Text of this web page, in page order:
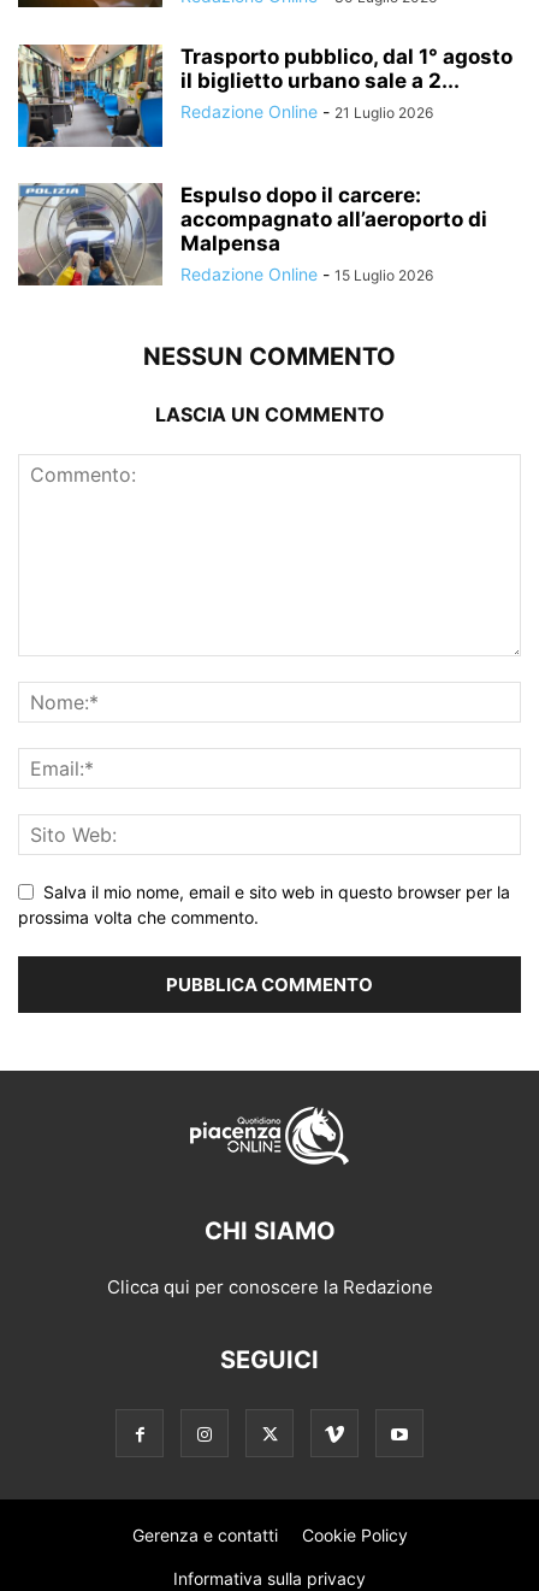
Trasporto pubblico, dal 1° agosto
il biglietto urbano sale a 2...
Redazione Online - 21 Luglio 2026
Espulso dopo il carcere:
accompagnato all’aeroporto di
Malpensa
Redazione Online - 15 Luglio 2026
NESSUN COMMENTO
LASCIA UN COMMENTO
Salva il mio nome, email e sito web in questo browser per la
prossima volta che commento.
CHI SIAMO
Clicca qui per conoscere la Redazione
SEGUICI
Gerenza e contatti Cookie Policy
Informativa sulla privacy